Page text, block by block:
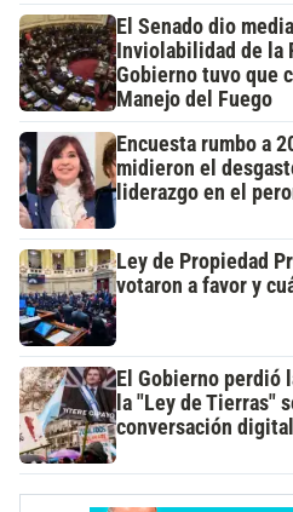
El Senado dio
Inviolabilidad de la
Gobierno tuvo que
Manejo del Fuego
Encuesta rumbo a
midieron el
liderazgo en el
Ley de Propiedad
votaron a favor y
El Gobierno perdió
la "Ley de Tierras"
conversación digital